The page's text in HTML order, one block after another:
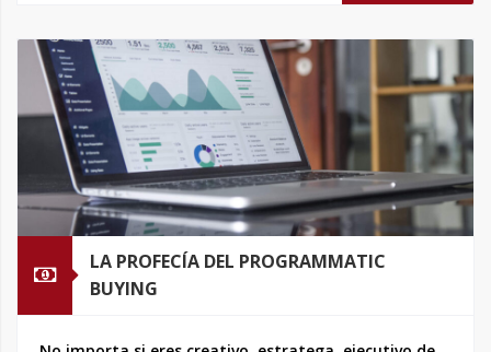
LA PROFECÍA DEL PROGRAMMATIC
BUYING